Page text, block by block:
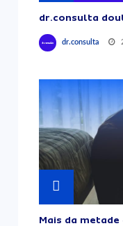
dr.consulta
dr.consulta
Mais da